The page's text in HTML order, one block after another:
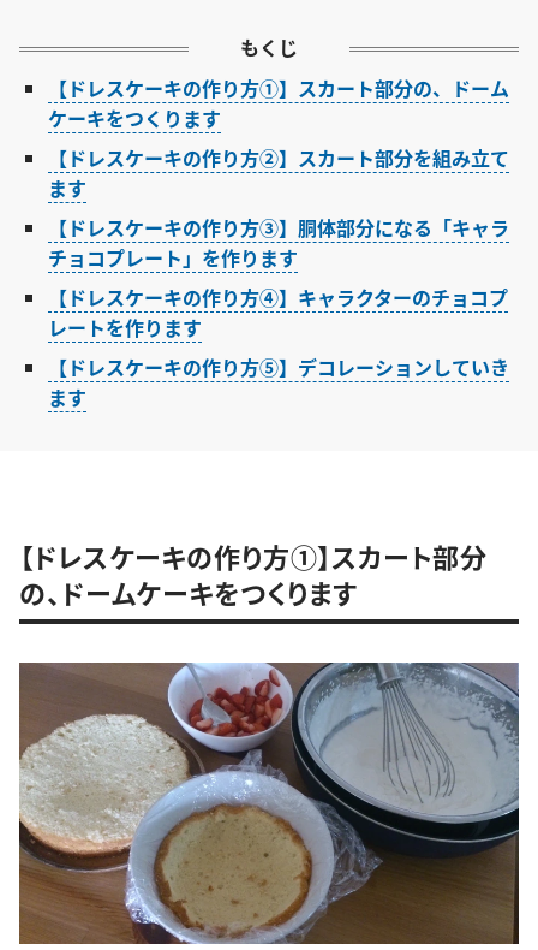
もくじ
【ドレスケーキの作り方①】スカート部分の、ドーム
ケーキをつくります
【ドレスケーキの作り方②】スカート部分を組み立て
ます
【ドレスケーキの作り方③】胴体部分になる「キャラ
チョコプレート」を作ります
【ドレスケーキの作り方④】キャラクターのチョコプ
レートを作ります
【ドレスケーキの作り方⑤】デコレーションしていき
ます
【ドレスケーキの作り方①】スカート部分
の、ドームケーキをつくります